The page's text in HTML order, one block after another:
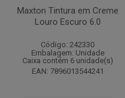
Maxton Tintura em Creme
Louro Escuro 6.0
Código: 242330
Embalagem: Unidade
Caixa contém 6 unidade(s)
EAN: 7896013544241